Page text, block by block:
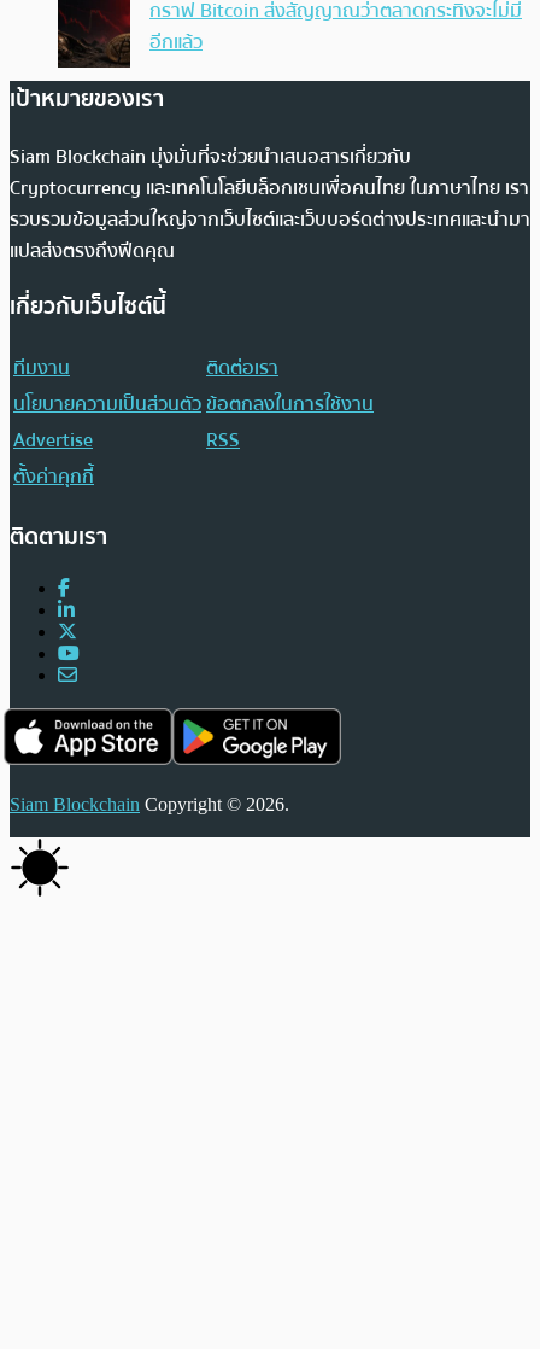
กราฟ Bitcoin ส่งสัญญาณว่าตลาดกระทิงจะไม่มี
อีกแล้ว
เป้าหมายของเรา
Siam Blockchain มุ่งมั่นที่จะช่วยนำเสนอสารเกี่ยวกับ
Cryptocurrency และเทคโนโลยีบล็อกเชนเพื่อคนไทย ในภาษาไทย เรา
รวบรวมข้อมูลส่วนใหญ่จากเว็บไซต์และเว็บบอร์ดต่างประเทศและนำมา
แปลส่งตรงถึงฟีดคุณ
เกี่ยวกับเว็บไซต์นี้
ทีมงาน
ติดต่อเรา
นโยบายความเป็นส่วนตัวข้อตกลงในการใช้งาน
Advertise
RSS
ตั้งค่าคุกกี้
ติดตามเรา
Siam Blockchain Copyright © 2026.